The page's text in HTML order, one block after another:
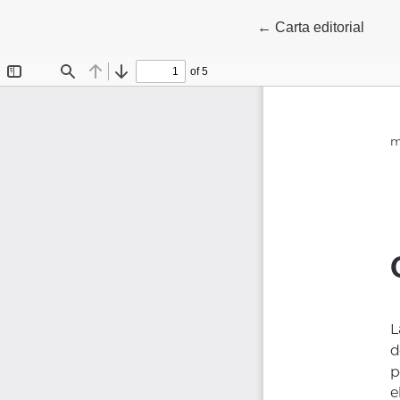
← Volver a los
Carta editorial